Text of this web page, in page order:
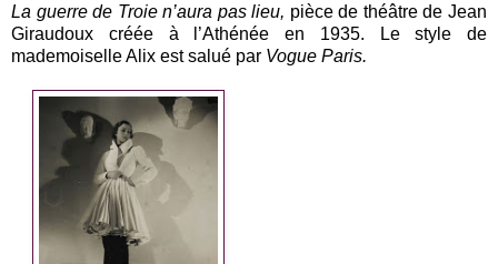
La guerre de Troie n’aura pas lieu, pièce de théâtre de Jean
Giraudoux créée à l’Athénée en 1935. Le style de
mademoiselle Alix est salué par Vogue Paris.